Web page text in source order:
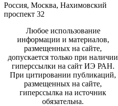
Россия, Москва, Нахимовский
проспект 32
Любое использование
информации и материалов,
размещенных на сайте,
допускается только при наличии
гиперссылки на сайт ИЭ РАН.
При цитировании публикаций,
размещенных на сайте,
гиперссылка на источник
обязательна.